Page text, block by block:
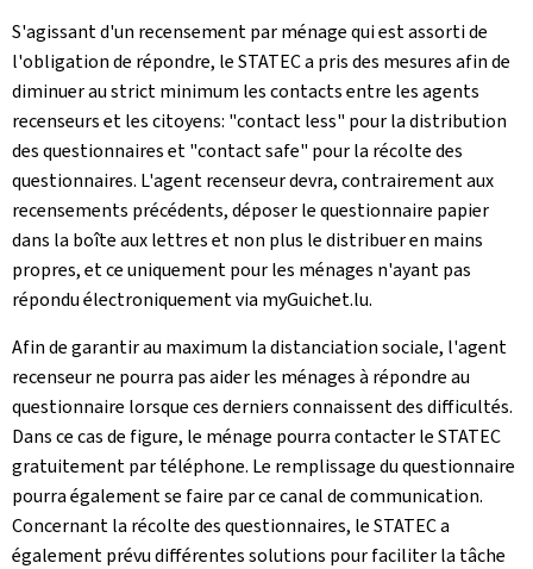
S'agissant d'un recensement par ménage qui est assorti de
l'obligation de répondre, le STATEC a pris des mesures afin de
diminuer au strict minimum les contacts entre les agents
recenseurs et les citoyens: "contact less" pour la distribution
des questionnaires et"contact safe" pour la récolte des
questionnaires. L'agent recenseur devra, contrairement aux
recensements précédents, déposer le questionnaire papier
dans la boîte aux lettres et non plus le distribuer en mains
propres, et ce uniquement pour les ménages n'ayant pas
répondu électroniquement via myGuichet.lu.
Afin de garantir au maximum la distanciation sociale, l'agent
recenseur ne pourra pas aider les ménages à répondre au
questionnaire lorsque ces derniers connaissent des difficultés.
Dans ce cas de figure, le ménage pourra contacter le STATEC
gratuitement par téléphone. Le remplissage du questionnaire
pourra également se faire par ce canal de communication.
Concernant la récolte des questionnaires, le STATEC a
également prévu différentes solutions pour faciliter la tâche